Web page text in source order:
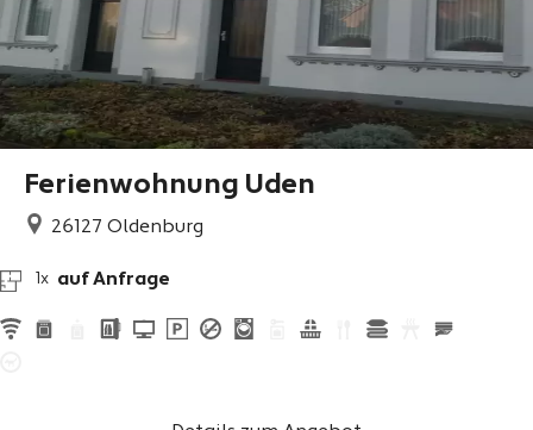
Ferienwohnung Uden
26127 Oldenburg
1x auf Anfrage